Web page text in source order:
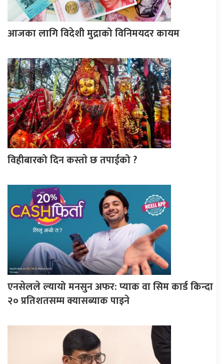
आजका लागि विदेशी मुद्राको विनिमयदर कायम
विहीबारको दिन कस्ताे छ तपाईको ?
एनसेलले ल्यायो मनसुन अफर: प्याक वा सिम कार्ड किन्दा
२० प्रतिशतसम्म क्यासब्याक पाइने